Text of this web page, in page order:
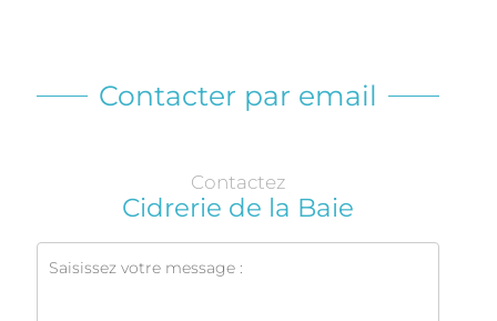
Contacter par email
Contactez
Cidrerie de la Baie